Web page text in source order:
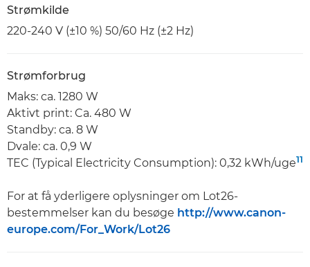
Strømkilde
220-240 V (±10 %) 50/60 Hz (±2 Hz)
Strømforbrug
Maks: ca. 1280 W
Aktivt print: Ca. 480 W
Standby: ca. 8 W
Dvale: ca. 0,9 W
TEC (Typical Electricity Consumption): 0,32 kWh/uge11
For at få yderligere oplysninger om Lot26-
bestemmelser kan du besøge http://www.canon-
europe.com/For_Work/Lot26